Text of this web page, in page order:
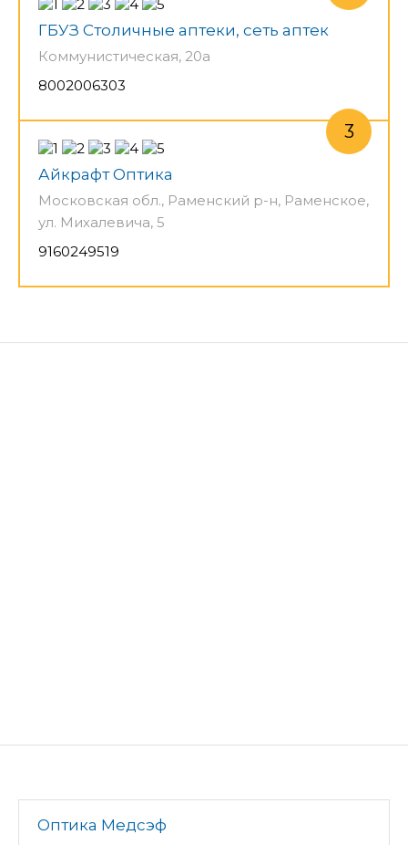
ГБУЗ Столичные аптеки, сеть аптек
Коммунистическая, 20а
8002006303
Айкрафт Оптика
Московская обл., Раменский р-н, Раменское,
ул. Михалевича, 5
9160249519
Оптика Медсэф